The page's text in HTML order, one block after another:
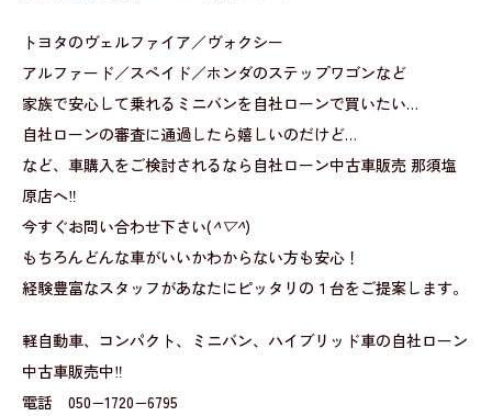
トヨタのヴェルファイア／ヴォクシー
アルファード／スペイド／ホンダのステップワゴンなど
家族で安心して乗れるミニバンを自社ローンで買いたい…
自社ローンの審査に通過したら嬉しいのだけど…
など、車購入をご検討されるなら自社ローン中古車販売 那須塩
原店へ‼
今すぐお問い合わせ下さい(^▽^)
もちろんどんな車がいいかわからない方も安心！
経験豊富なスタッフがあなたにピッタリの１台をご提案します。
軽自動車、コンパクト、ミニバン、ハイブリッド車の自社ローン
中古車販売中‼
電話 050−1720−6795